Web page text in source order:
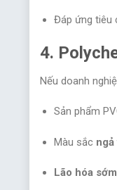
Đáp ứng tiêu
4.
Nếu doanh
Sản phẩm
Màu sắc ngả
Lão hóa sớm